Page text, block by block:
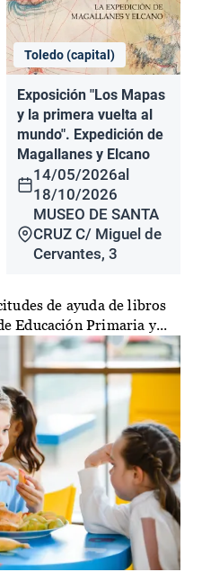
Toledo (capital)
Exposición "Los Mapas
y la primera vuelta al
mundo". Expedición de
Magallanes y Elcano
14/05/2026al
18/10/2026
MUSEO DE SANTA
CRUZ C/ Miguel de
Cervantes, 3
de ayuda de libros
Educación Primaria y...